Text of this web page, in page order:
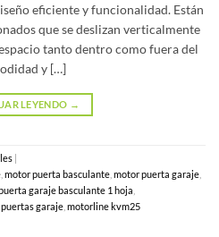
eficiente y funcionalidad. Están
que se deslizan verticalmente
tanto dentro como fuera del
y […]
LEYENDO →
motor puerta basculante motor puerta garaje
garaje basculante 1 hoja
garaje motorline kvm25